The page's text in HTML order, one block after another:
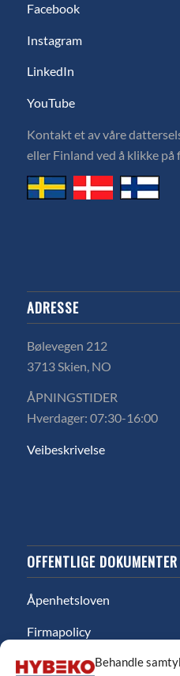
Behandle
Facebook
Instagram
LinkedIn
YouTube
Kontakt et av våre
eller Finland ved å klikke på
ADRESSE
Bølevegen 212
3713 Skien, NO
ÅPNINGSTIDER
Hverdager: 07:30-16:00
Veibeskrivelse
OFFENTLIGE DOKUMENTER
Åpenhetsloven
Firmapolicy
Miljø